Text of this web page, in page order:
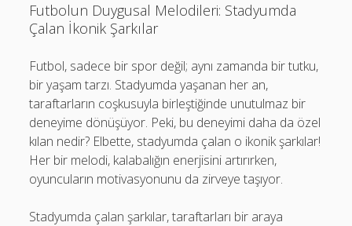
Futbolun Duygusal Melodileri: Stadyumda
Çalan İkonik Şarkılar
Futbol, sadece bir spor değil; aynı zamanda bir tutku,
bir yaşam tarzı. Stadyumda yaşanan her an,
taraftarların coşkusuyla birleştiğinde unutulmaz bir
deneyime dönüşüyor. Peki, bu deneyimi daha da özel
kılan nedir? Elbette, stadyumda çalan o ikonik şarkılar!
Her bir melodi, kalabalığın enerjisini artırırken,
oyuncuların motivasyonunu da zirveye taşıyor.
Stadyumda çalan şarkılar, taraftarları bir araya